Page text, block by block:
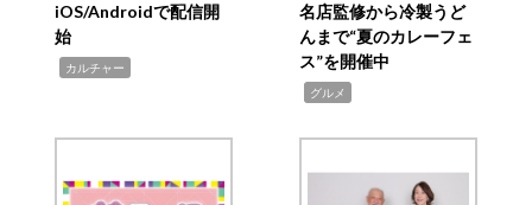
iOS/Androidで配信開
始
カルチャー
名店監修から冷製うど
んまで“夏のカレーフェ
ス”を開催中
グルメ